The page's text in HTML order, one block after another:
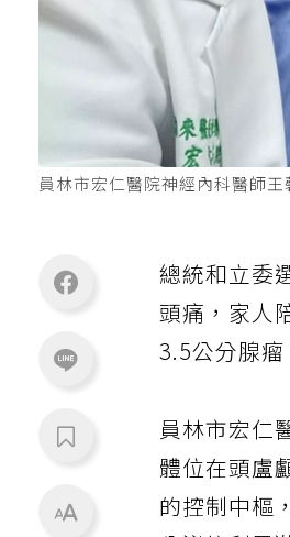
員林市宏仁醫院神經內科醫師
總統和立委
頭痛，家人
3.5公分腺
員林市宏仁
體位在頭盧
的控制中樞